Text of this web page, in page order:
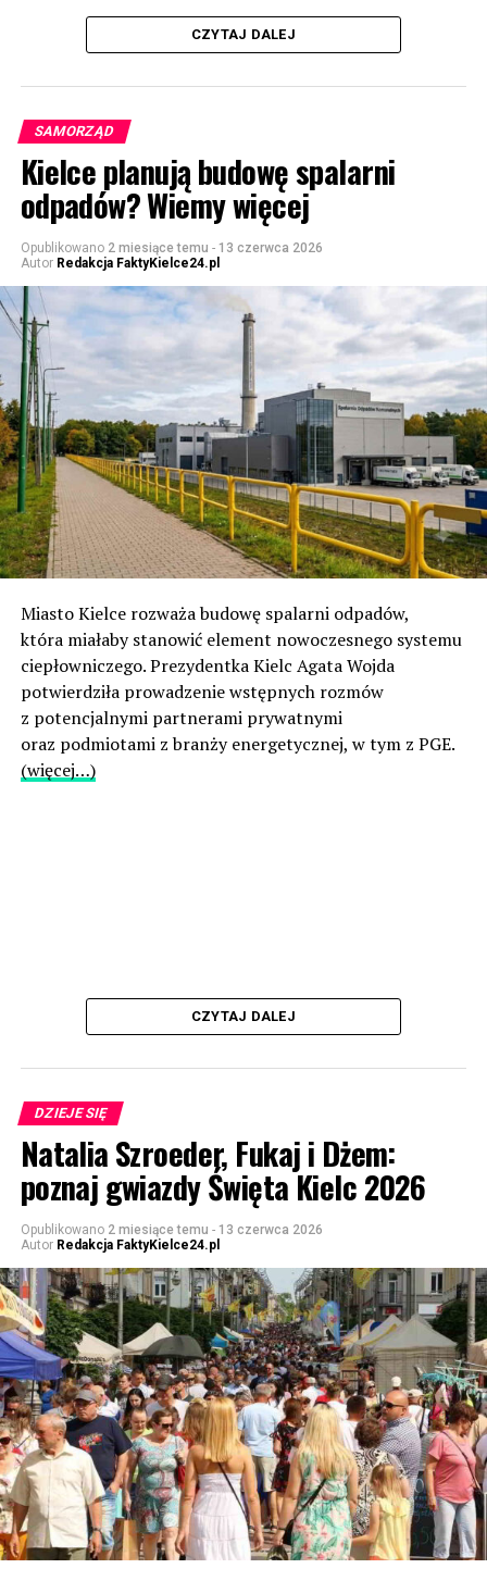
CZYTAJ DALEJ
SAMORZĄD
Kielce planują budowę spalarni
odpadów? Wiemy więcej
Opublikowano 2 miesiące temu - 13 czerwca 2026
Autor Redakcja FaktyKielce24.pl
Miasto Kielce rozważa budowę spalarni odpadów,
która miałaby stanowić element nowoczesnego systemu
ciepłowniczego. Prezydentka Kielc Agata Wojda
potwierdziła prowadzenie wstępnych rozmów
z potencjalnymi partnerami prywatnymi
oraz podmiotami z branży energetycznej, w tym z PGE.
(więcej…)
CZYTAJ DALEJ
DZIEJE SIĘ
Natalia Szroeder, Fukaj i Dżem:
poznaj gwiazdy Święta Kielc 2026
Opublikowano 2 miesiące temu - 13 czerwca 2026
Autor Redakcja FaktyKielce24.pl